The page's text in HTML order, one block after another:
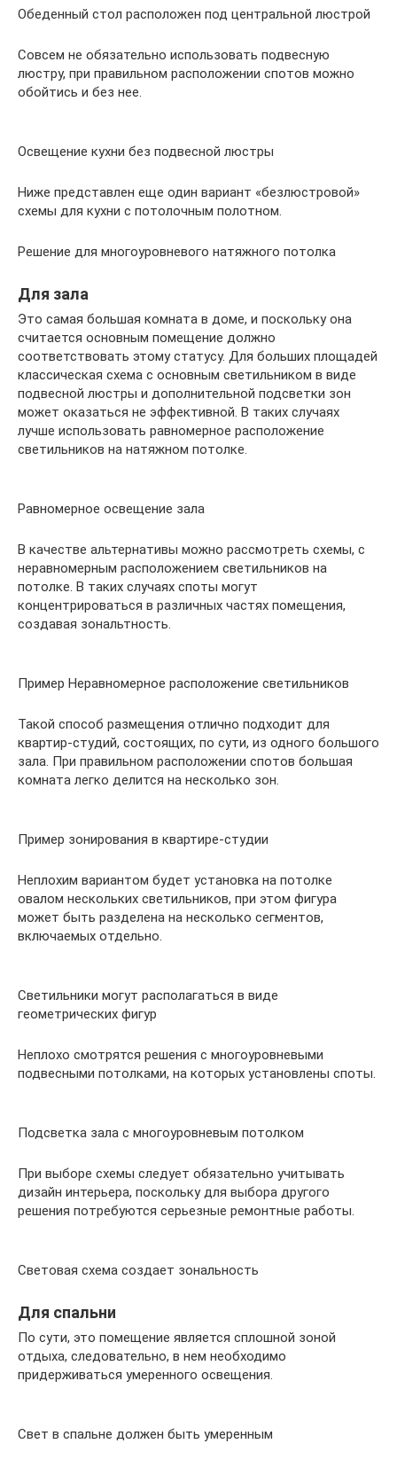
Обеденный стол расположен под центральной люстрой
Совсем не обязательно использовать подвесную
люстру, при правильном расположении спотов можно
обойтись и без нее.
Освещение кухни без подвесной люстры
Ниже представлен еще один вариант «безлюстровой»
схемы для кухни с потолочным полотном.
Решение для многоуровневого натяжного потолка
Для зала
Это самая большая комната в доме, и поскольку она
считается основным помещение должно
соответствовать этому статусу. Для больших площадей
классическая схема с основным светильником в виде
подвесной люстры и дополнительной подсветки зон
может оказаться не эффективной. В таких случаях
лучше использовать равномерное расположение
светильников на натяжном потолке.
Равномерное освещение зала
В качестве альтернативы можно рассмотреть схемы, с
неравномерным расположением светильников на
потолке. В таких случаях споты могут
концентрироваться в различных частях помещения,
создавая зональтность.
Пример Неравномерное расположение светильников
Такой способ размещения отлично подходит для
квартир-студий, состоящих, по сути, из одного большого
зала. При правильном расположении спотов большая
комната легко делится на несколько зон.
Пример зонирования в квартире-студии
Неплохим вариантом будет установка на потолке
овалом нескольких светильников, при этом фигура
может быть разделена на несколько сегментов,
включаемых отдельно.
Светильники могут располагаться в виде
геометрических фигур
Неплохо смотрятся решения с многоуровневыми
подвесными потолками, на которых установлены споты.
Подсветка зала с многоуровневым потолком
При выборе схемы следует обязательно учитывать
дизайн интерьера, поскольку для выбора другого
решения потребуются серьезные ремонтные работы.
Световая схема создает зональность
Для спальни
По сути, это помещение является сплошной зоной
отдыха, следовательно, в нем необходимо
придерживаться умеренного освещения.
Свет в спальне должен быть умеренным